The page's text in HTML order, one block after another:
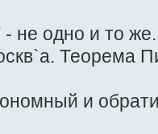
не одно и то же.
Теорема
и